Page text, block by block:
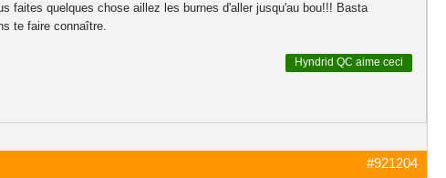
quelques chose aillez les burnes d'aller jusqu'au bou!!! Basta
te faire connaître.
Hyndrid QC aime ceci
#921204